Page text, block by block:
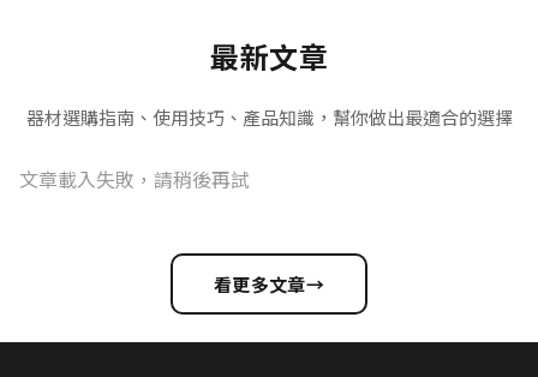
最新文章
器材選購指南、使用技巧、產品知識，幫你做出最適合的選擇
文章載入失敗，請稍後再試
看更多文章→